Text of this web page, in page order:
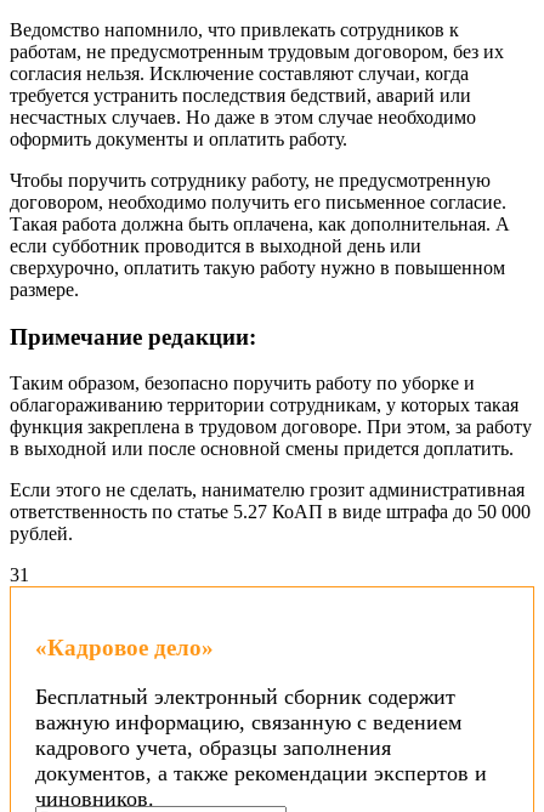
Ведомство напомнило, что привлекать сотрудников к
работам, не предусмотренным трудовым договором, без их
согласия нельзя. Исключение составляют случаи, когда
требуется устранить последствия бедствий, аварий или
несчастных случаев. Но даже в этом случае необходимо
оформить документы и оплатить работу.
Чтобы поручить сотруднику работу, не предусмотренную
договором, необходимо получить его письменное согласие.
Такая работа должна быть оплачена, как дополнительная. А
если субботник проводится в выходной день или
сверхурочно, оплатить такую работу нужно в повышенном
размере.
Примечание редакции:
Таким образом, безопасно поручить работу по уборке и
облагораживанию территории сотрудникам, у которых такая
функция закреплена в трудовом договоре. При этом, за работу
в выходной или после основной смены придется доплатить.
Если этого не сделать, нанимателю грозит административная
ответственность по статье 5.27 КоАП в виде штрафа до 50 000
рублей.
31
«Кадровое дело»
Бесплатный электронный сборник содержит
важную информацию, связанную с ведением
кадрового учета, образцы заполнения
документов, а также рекомендации экспертов и
чиновников.